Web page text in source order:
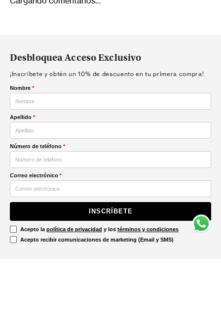
Desbloquea Acceso Exclusivo
¡Inscríbete y obtén un 10% de descuento en tu primera compra!
Nombre *
Apellido *
Número de teléfono *
Correo electrónico *
INSCRÍBETE
Acepto la política de privacidad y los términos y condiciones
Acepto recibir comunicaciones de marketing (Email y SMS)